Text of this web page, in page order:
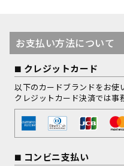
お支払い方法について
クレジットカード
以下のカードブランドをお使
クレジットカード決済では事
コンビニ支払い